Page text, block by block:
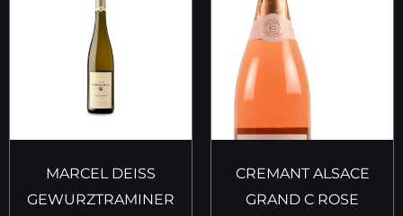
MARCEL DEISS
GEWURZTRAMINER
CREMANT ALSACE
GRAND C ROSE